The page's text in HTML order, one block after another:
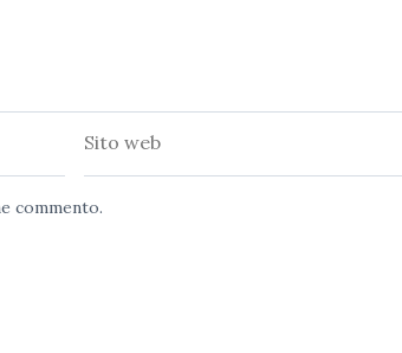
commento.